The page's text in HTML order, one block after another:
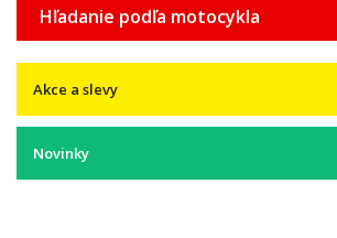
Hľadanie podľa motocykla
Akce a slevy
Novinky